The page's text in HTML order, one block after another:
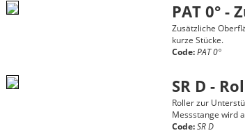
PAT 0° -
Zusätzliche
kurze Stücke.
Code:PAT 0°
SR D -
Roller zur
Messstange wird
Code:SR D